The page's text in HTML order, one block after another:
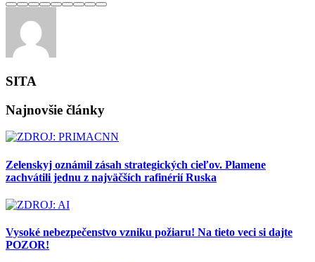
SITA
Najnovšie články
Zelenskyj oznámil zásah strategických cieľov. Plamene
zachvátili jednu z najväčších rafinérií Ruska
Vysoké nebezpečenstvo vzniku požiaru! Na tieto veci si dajte
POZOR!